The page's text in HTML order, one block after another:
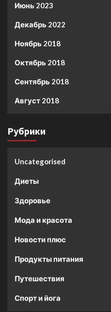
Июнь 2023
Декабрь 2022
Ноябрь 2018
Октябрь 2018
Сентябрь 2018
Август 2018
Рубрики
Uncategorised
Диеты
Здоровье
Мода и красота
Новости плюс
Продукты питания
Путешествия
Спорт и йога